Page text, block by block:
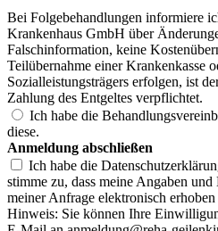
Bei Folgebehandlungen informiere
Krankenhaus GmbH über
Falschinformation, keine
Teilübernahme einer Krankenkasse
Sozialleistungsträgers erfolgen, ist
Zahlung des Entgeltes verpflichtet.
Ich habe die
diese.
Anmeldung abschließen
Ich habe die
stimme zu, dass meine Angaben
meiner Anfrage elektronisch
Hinweis: Sie können Ihre